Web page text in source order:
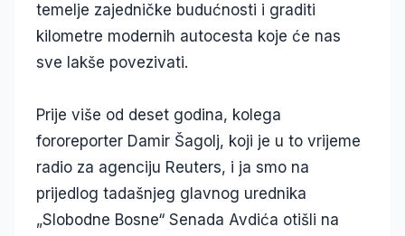
temelje zajedničke budućnosti i graditi
kilometre modernih autocesta koje će nas
sve lakše povezivati.
Prije više od deset godina, kolega
fororeporter Damir Šagolj, koji je u to vrijeme
radio za agenciju Reuters, i ja smo na
prijedlog tadašnjeg glavnog urednika
„Slobodne Bosne“ Senada Avdića otišli na